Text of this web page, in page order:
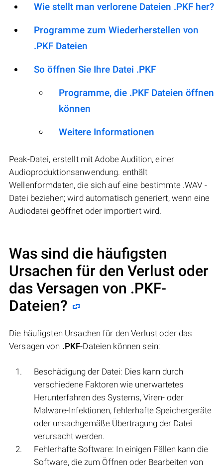
Wie stellt man verlorene Dateien .PKF her?
Programme zum Wiederherstellen von
.PKF Dateien
So öffnen Sie Ihre Datei .PKF
Programme, die .PKF Dateien öffnen
können
Weitere Informationen
Peak-Datei, erstellt mit Adobe Audition, einer
Audioproduktionsanwendung. enthält
Wellenformdaten, die sich auf eine bestimmte .WAV -
Datei beziehen; wird automatisch generiert, wenn eine
Audiodatei geöffnet oder importiert wird.
Was sind die häufigsten
Ursachen für den Verlust oder
das Versagen von .PKF-
Dateien?
Die häufigsten Ursachen für den Verlust oder das
Versagen von .PKF-Dateien können sein:
Beschädigung der Datei: Dies kann durch
verschiedene Faktoren wie unerwartetes
Herunterfahren des Systems, Viren- oder
Malware-Infektionen, fehlerhafte Speichergeräte
oder unsachgemäße Übertragung der Datei
verursacht werden.
Fehlerhafte Software: In einigen Fällen kann die
Software, die zum Öffnen oder Bearbeiten von